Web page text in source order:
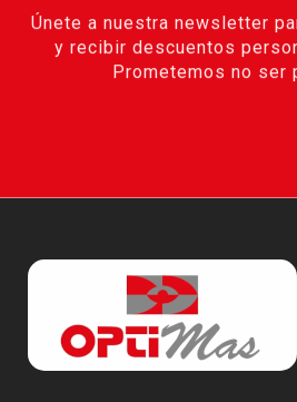
Únete a nuestra newsletter
y recibir descuentos
Prometemos no ser